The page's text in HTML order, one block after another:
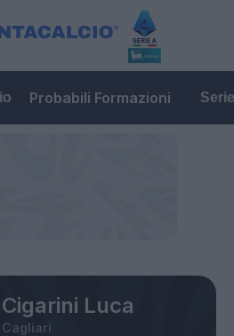
Probabili Formazioni
Cigarini Luca
Cagliari